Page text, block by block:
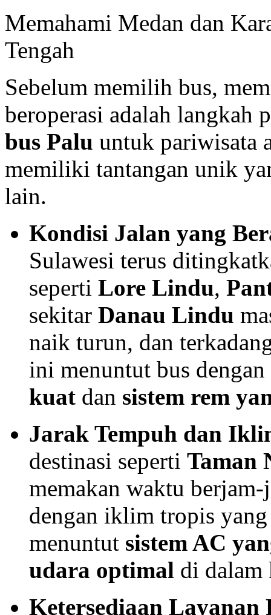
Memahami Medan dan
Tengah
Sebelum memilih bus,
beroperasi adalah langkah
bus Palu untuk pariwisata
memiliki tantangan unik
lain.
Kondisi Jalan yang
Sulawesi terus
seperti Lore Lindu,
sekitar Danau Lindu
naik turun, dan
ini menuntut bus dengan
kuat dan sistem rem
Jarak Tempuh dan
destinasi seperti Taman
memakan waktu
dengan iklim tropis yang
menuntut sistem AC
udara optimal di dalam
Ketersediaan Layanan